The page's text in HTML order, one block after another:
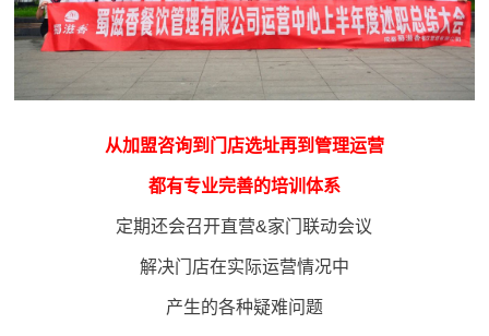
从加盟咨询到门店选址再到管理运营
都有专业完善的培训体系
定期还会召开直营&家门联动会议
解决门店在实际运营情况中
产生的各种疑难问题